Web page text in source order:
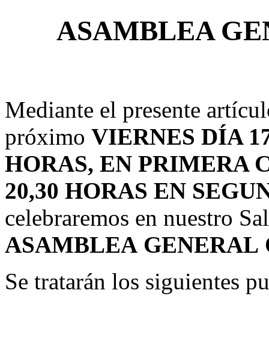
ASAMBLEA
Mediante el presente
próximo VIERNES DÍA
HORAS, EN PRIMERA
20,30 HORAS EN
celebraremos en nuestro
ASAMBLEA GENERAL
Se tratarán los siguientes